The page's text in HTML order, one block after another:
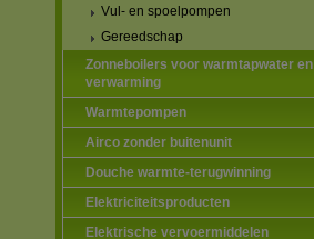
Vul- en spoelpompen
Gereedschap
Zonneboilers voor warmtapwater en
verwarming
Warmtepompen
Airco zonder buitenunit
Douche warmte-terugwinning
Elektriciteitsproducten
Elektrische vervoermiddelen